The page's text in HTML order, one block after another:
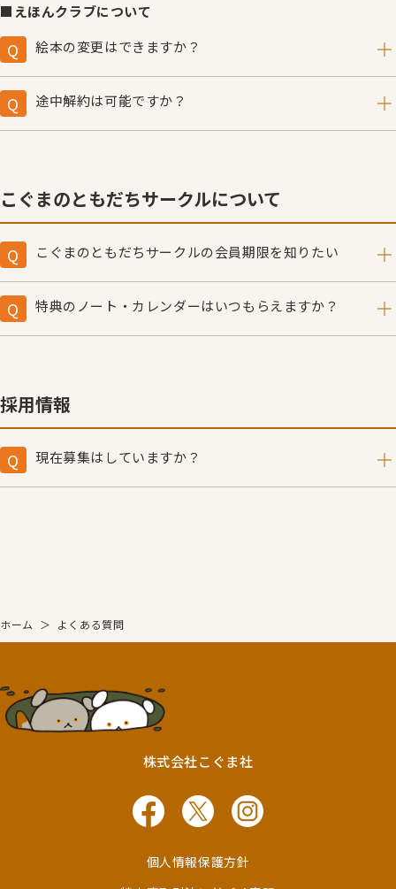
■えほんクラブについて
絵本の変更はできますか？
お申し込み時に、変更したい書籍の書名をクリックしてご
希望の絵本と差し替えることが可能です。
お支払い後に変更する場合は、同じ価格の商品との差し替
えのみ可能です。
こぐま社 販売部 TEL：03-6228-1877
～金9:30〜12:00,13:00〜17:30 土日・祝祭日を除く）
途中解約は可能ですか？
原則として途中解約は承っておりません。
い。
こぐまのともだちサークルについて
こぐまのともだちサークルの会員期限を知りたい
ログインしてマイページをご覧ください。
※初めてこぐま社のホームページでアカウントを作られる
を作成後、一営業日後にサークルのステイタスが反映され
すが、ご請求時には正しい送料で計算されます。 ご面倒
をおかけしますが、なにとぞご了承ください。
特典のノート・カレンダーはいつもらえますか？
こぐまちゃんノートはご入金確認後、1週間以内にお送り
は、入会時に次年度のカレンダーをお送りします。1月に
入会された場合は11月に翌年のカレンダーが届きます。）
採用情報
現在募集はしていますか？
こちらをご覧ください。
ホーム ＞ よくある質問
株式会社こぐま社
個人情報保護方針